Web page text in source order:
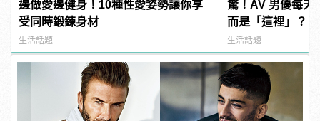
邊做愛邊健身！10種性愛姿勢讓你享
受同時鍛鍊身材
生活話題
驚！AV 男優每天
而是「這裡」？ |
型男
生活話題